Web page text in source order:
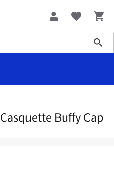
Casquette Buffy Cap